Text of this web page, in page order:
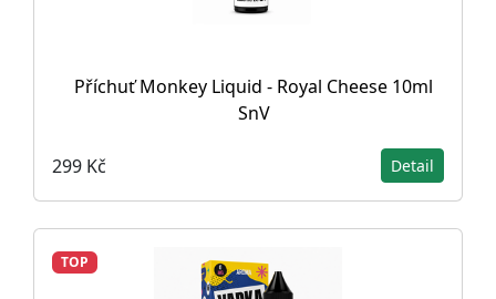
Příchuť Monkey Liquid - Royal Cheese 10ml
SnV
299 Kč Detail
TOP